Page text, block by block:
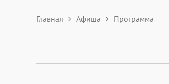
Главная Афиша Программа